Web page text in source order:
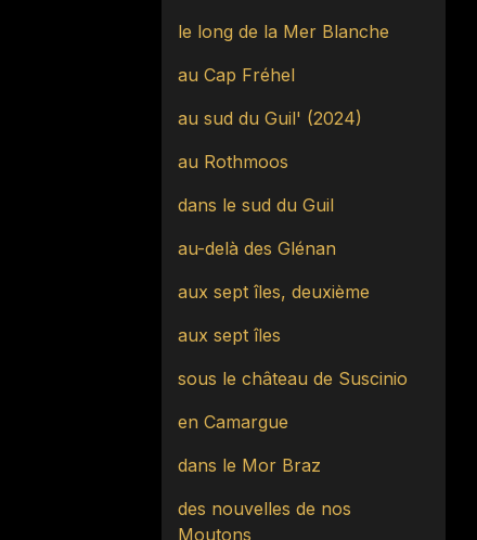
le long de la Mer Blanche
au Cap Fréhel
au sud du Guil' (2024)
au Rothmoos
dans le sud du Guil
au-delà des Glénan
aux sept îles, deuxième
aux sept îles
sous le château de Suscinio
en Camargue
dans le Mor Braz
des nouvelles de nos
Moutons